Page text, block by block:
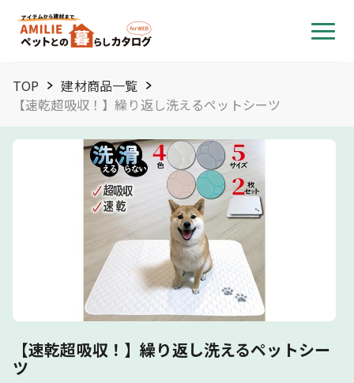
TOP
建材商品一覧
【速乾超吸収！】繰り返し洗えるペットシーツ
【速乾超吸収！】繰り返し洗えるペットシー
ツ